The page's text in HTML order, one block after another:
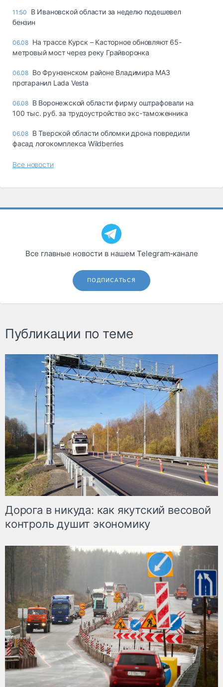
11:50
В Ивановской области за неделю подешевел
бензин
06.08 На трассе Курск – Касторное обновляют 65-
метровый мост через реку Грайворонка
06.08 Во Фрунзенском районе Владимира МАЗ
протаранил Lada Vesta
06.08 В Воронежской области фирму оштрафовали на
100 тыс. руб. за трудоустройство экс-таможенника
06.08 В Тверской области обломки дрона повредили
фасад логокомплекса Wildberries
Все новости
Все главные новости в нашем Telegram‑канале
ПОДПИСАТЬСЯ
Публикации по теме
Дорога в никуда: как якутский весовой
контроль душит экономику